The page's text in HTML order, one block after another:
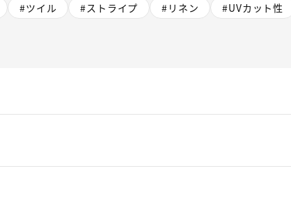
#ツイル #ストライプ #リネン
#UVカット性